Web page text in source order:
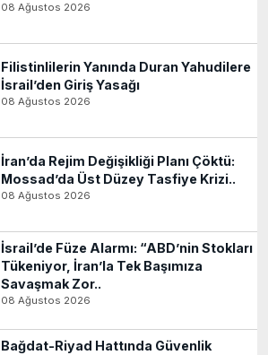
08 Ağustos 2026
Filistinlilerin Yanında Duran Yahudilere
İsrail’den Giriş Yasağı
08 Ağustos 2026
İran’da Rejim Değişikliği Planı Çöktü:
Mossad’da Üst Düzey Tasfiye Krizi..
08 Ağustos 2026
İsrail’de Füze Alarmı: “ABD’nin Stokları
Tükeniyor, İran’la Tek Başımıza
Savaşmak Zor..
08 Ağustos 2026
Bağdat-Riyad Hattında Güvenlik